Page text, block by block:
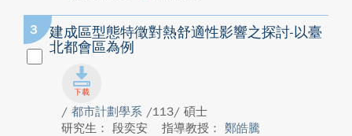
3
建成區型態特徵對熱舒適性影響之探討-以臺
北都會區為例
/ 都市計劃學系 /113/ 碩士
研究生： 段奕安
指導教授： 鄭皓騰